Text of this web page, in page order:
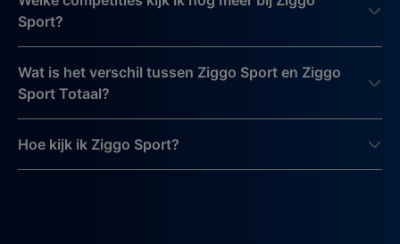
Sport?
Wat is het verschil tussen Ziggo Sport en Ziggo
Sport Totaal?
Hoe kijk ik Ziggo Sport?